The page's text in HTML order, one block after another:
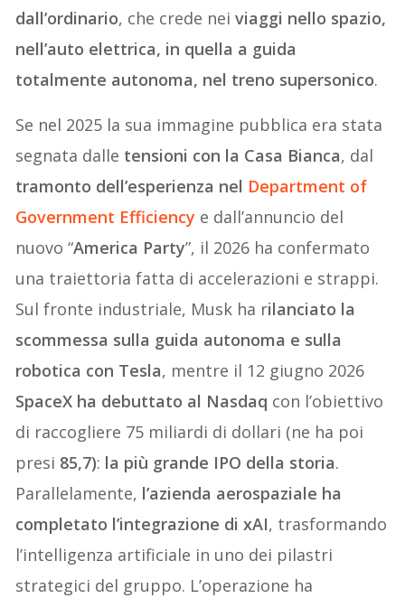
dall’ordinario, che crede neiviaggi nello spazio,
nell’auto elettrica, in quella a guida
totalmente autonoma, nel treno supersonico.
Se nel 2025 la sua immagine pubblica era stata
segnata dalle tensioni con la Casa Bianca, dal
tramonto dell’esperienza nel Department of
Government Efficiency e dall’annuncio del
nuovo “America Party”, il 2026 ha confermato
una traiettoria fatta di accelerazioni e strappi.
Sul fronte industriale, Musk ha rilanciato la
scommessa sulla guida autonoma e sulla
robotica con Tesla, mentre il 12 giugno 2026
SpaceX ha debuttato al Nasdaq con l’obiettivo
di raccogliere 75 miliardi di dollari (ne ha poi
presi 85,7): la più grande IPO della storia.
Parallelamente, l’azienda aerospaziale ha
completato l’integrazione di xAI, trasformando
l’intelligenza artificiale in uno dei pilastri
strategici del gruppo. L’operazione ha